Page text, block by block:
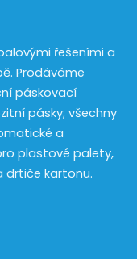
řešeními a
Prodáváme
páskovací
pásky; všechny
a
plastové palety,
drtiče kartonu.